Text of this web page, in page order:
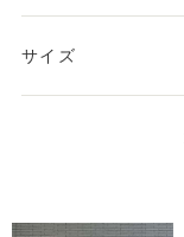
サイズ